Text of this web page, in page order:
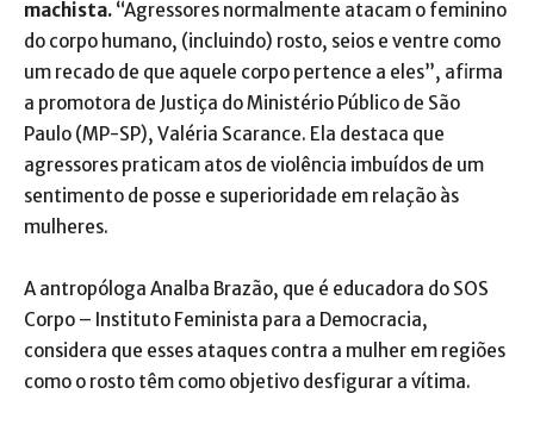
machista. “Agressores normalmente atacam o feminino
do corpo humano, (incluindo) rosto, seios e ventre como
um recado de que aquele corpo pertence a eles”, afirma
a promotora de Justiça do Ministério Público de São
Paulo (MP-SP), Valéria Scarance. Ela destaca que
agressores praticam atos de violência imbuídos de um
sentimento de posse e superioridade em relação às
mulheres.
A antropóloga Analba Brazão, que é educadora do SOS
Corpo – Instituto Feminista para a Democracia,
considera que esses ataques contra a mulher em regiões
como o rosto têm como objetivo desfigurar a vítima.